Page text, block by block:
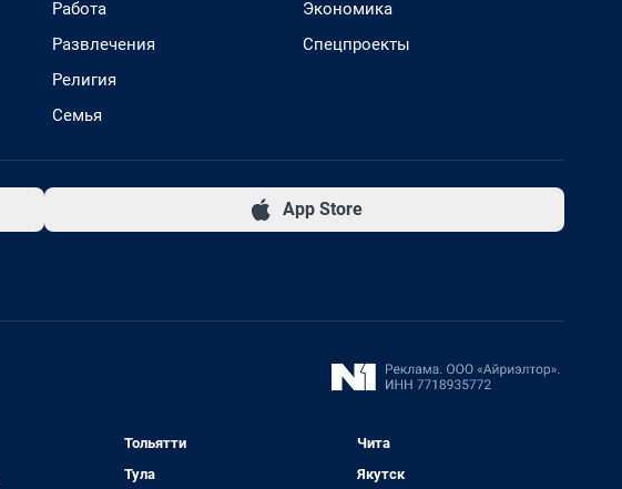
Работа
Развлечения
Религия
Семья
Экономика
Спецпроекты
App Store
Тольятти
Тула
Чита
Якутск